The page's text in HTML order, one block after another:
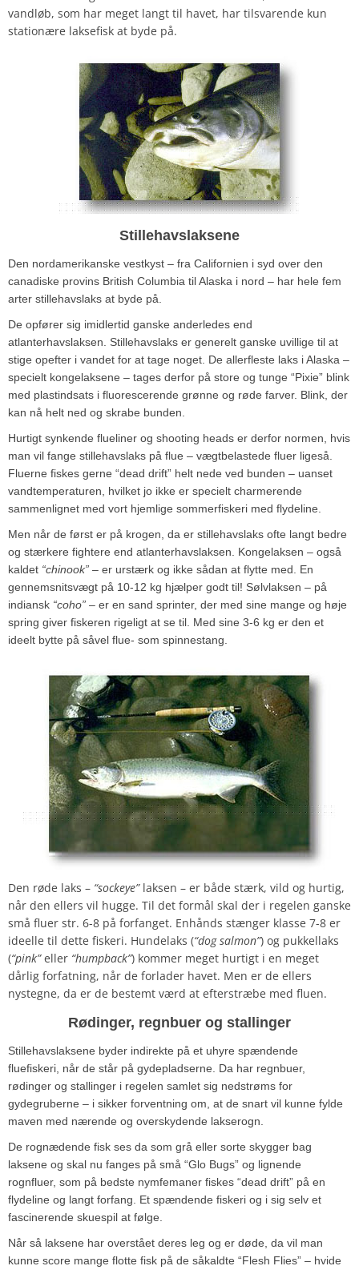
vandløb, som har meget langt til havet, har tilsvarende kun
stationære laksefisk at byde på.
Stillehavslaksene
Den nordamerikanske vestkyst – fra Californien i syd over den
canadiske provins British Columbia til Alaska i nord – har hele fem
arter stillehavslaks at byde på.
De opfører sig imidlertid ganske anderledes end
atlanterhavslaksen. Stillehavslaks er generelt ganske uvillige til at
stige opefter i vandet for at tage noget. De allerfleste laks i Alaska –
specielt kongelaksene – tages derfor på store og tunge “Pixie” blink
med plastindsats i fluorescerende grønne og røde farver. Blink, der
kan nå helt ned og skrabe bunden.
Hurtigt synkende flueliner og shooting heads er derfor normen, hvis
man vil fange stillehavslaks på flue – vægtbelastede fluer ligeså.
Fluerne fiskes gerne “dead drift” helt nede ved bunden – uanset
vandtemperaturen, hvilket jo ikke er specielt charmerende
sammenlignet med vort hjemlige sommerfiskeri med flydeline.
Men når de først er på krogen, da er stillehavslaks ofte langt bedre
og stærkere fightere end atlanterhavslaksen. Kongelaksen – også
kaldet “chinook” – er urstærk og ikke sådan at flytte med. En
gennemsnitsvægt på 10-12 kg hjælper godt til! Sølvlaksen – på
indiansk “coho” – er en sand sprinter, der med sine mange og høje
spring giver fiskeren rigeligt at se til. Med sine 3-6 kg er den et
ideelt bytte på såvel flue- som spinnestang.
Den røde laks – “sockeye”laksen – er både stærk, vild og hurtig,
når den ellers vil hugge. Til det formål skal der i regelen ganske
små fluer str. 6-8 på forfanget. Enhånds stænger klasse 7-8 er
ideelle til dette fiskeri. Hundelaks (“dog salmon”) og pukkellaks
(“pink”eller “humpback”) kommer meget hurtigt i en meget
dårlig forfatning, når de forlader havet. Men er de ellers
nystegne, da er de bestemt værd at efterstræbe med fluen.
Rødinger, regnbuer og stallinger
Stillehavslaksene byder indirekte på et uhyre spændende
fluefiskeri, når de står på gydepladserne. Da har regnbuer,
rødinger og stallinger i regelen samlet sig nedstrøms for
gydegruberne – i sikker forventning om, at de snart vil kunne fylde
maven med nærende og overskydende lakserogn.
De rognædende fisk ses da som grå eller sorte skygger bag
laksene og skal nu fanges på små “Glo Bugs” og lignende
rognfluer, som på bedste nymfemaner fiskes “dead drift” på en
flydeline og langt forfang. Et spændende fiskeri og i sig selv et
fascinerende skuespil at følge.
Når så laksene har overstået deres leg og er døde, da vil man
kunne score mange flotte fisk på de såkaldte “Flesh Flies” – hvide